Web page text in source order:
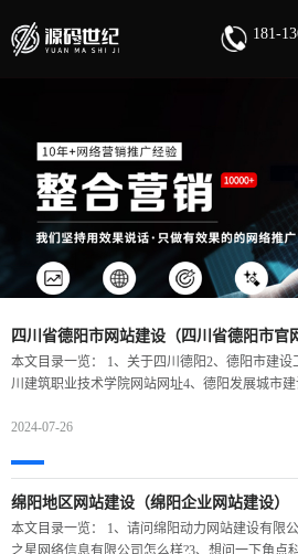
181-
四川省德阳市网站建设（四川省德阳市官
本文目录一览： 1、关于四川德阳2、德阳市建设
川建筑职业技术学院网站网址4、德阳发展城市
2024-07-26
绵阳地区网站建设（绵阳企业网站建设）
本文目录一览： 1、请问绵阳动力网站建设有限
之星网络信息有限公司怎么样?3、想问一下角点